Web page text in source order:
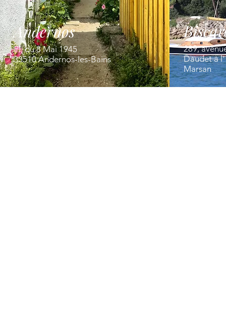
Andernos
Pl. du 8 Mai 1945
33510 Andernos-les-Bains
289,
Daudet à l'
Marsan